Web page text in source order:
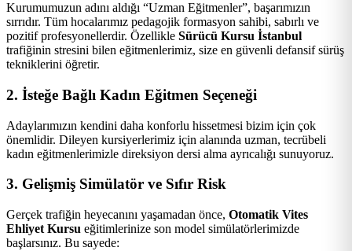
Kurumumuzun adını aldığı “Uzman Eğitmenler”, başarımızın
sırrıdır. Tüm hocalarımız pedagojik formasyon sahibi, sabırlı ve
pozitif profesyonellerdir. Özellikle Sürücü Kursu İstanbul
trafiğinin stresini bilen eğitmenlerimiz, size en güvenli defansif sürüş
tekniklerini öğretir.
2. İsteğe Bağlı Kadın Eğitmen Seçeneği
Adaylarımızın kendini daha konforlu hissetmesi bizim için çok
önemlidir. Dileyen kursiyerlerimiz için alanında uzman, tecrübeli
kadın eğitmenlerimizle direksiyon dersi alma ayrıcalığı sunuyoruz.
3. Gelişmiş Simülatör ve Sıfır Risk
Gerçek trafiğin heyecanını yaşamadan önce, Otomatik Vites
Ehliyet Kursu eğitimlerinize son model simülatörlerimizde
başlarsınız. Bu sayede: